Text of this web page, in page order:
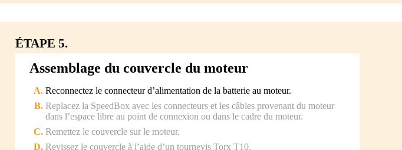
ÉTAPE 5.
Assemblage du couvercle du moteur
Reconnectez le connecteur d’alimentation de la batterie au moteur.
Replacez la SpeedBox avec les connecteurs et les câbles provenant du moteur
dans l’espace libre au point de connexion ou dans le cadre du moteur.
Remettez le couvercle sur le moteur.
Revissez le couvercle à l’aide d’un tournevis Torx T10.